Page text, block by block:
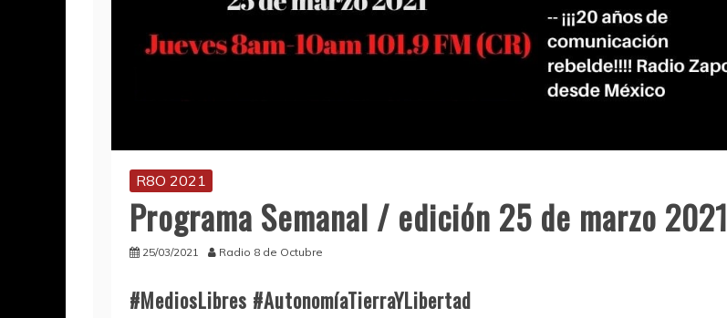
R8O 2021
Programa Semanal / edición 25 de marzo 2021
25/03/2021 Radio 8 de Octubre
#MediosLibres #AutonomíaTierraYLibertad